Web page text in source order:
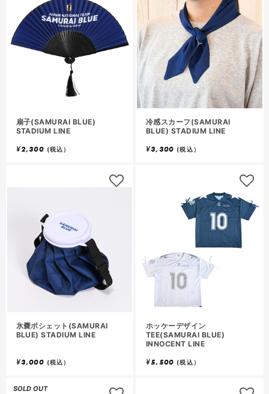
扇子(SAMURAI BLUE)
STADIUM LINE
¥2,300 (税込）
冷感スカーフ(SAMURAI
BLUE) STADIUM LINE
¥3,300 (税込）
氷嚢ポシェット(SAMURAI
BLUE) STADIUM LINE
¥3,000 (税込）
ホッケーデザイン
TEE(SAMURAI BLUE)
INNOCENT LINE
¥5,500 (税込）
SOLD OUT